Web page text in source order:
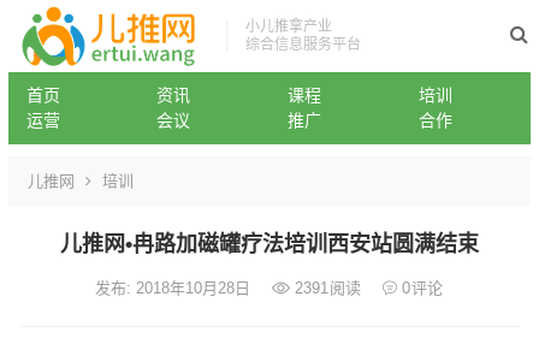
小儿推拿产业
综合信息服务平台
首页 资讯 课程
培训
运营
会议 推广 合作
儿推网 培训
儿推网•冉路加磁罐疗法培训西安站圆满结束
发布: 2018年10月28日 2391阅读 0评论